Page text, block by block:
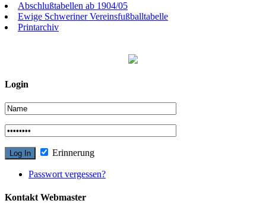
Abschlußtabellen ab 1904/05
Ewige Schweriner Vereinsfußballtabelle
Printarchiv
Login
Erinnerung
Passwort vergessen?
Kontakt Webmaster